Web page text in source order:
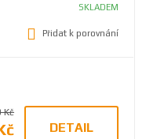
SKLADEM
Přidat k porovnání
Kč
DETAIL